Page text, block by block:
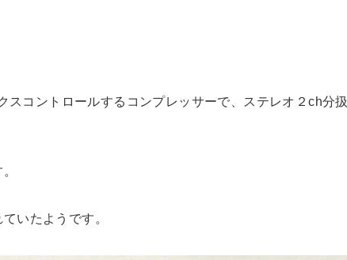
コントロールするコンプレッサーで、ステレオ２ch分扱
いたようです。